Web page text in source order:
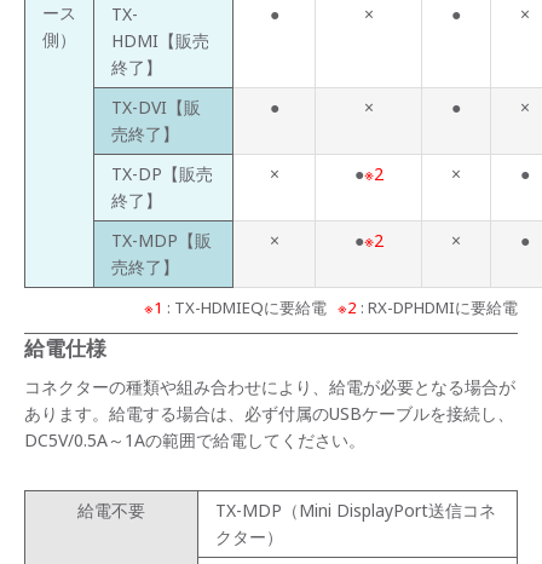
ース
側）
TX-
HDMI【販売
終了】
● × ● ×
TX-DVI【販
売終了】
● × ● ×
TX-DP【販売
終了】
× ●※2 × ●
TX-MDP【販
売終了】
× ●※2 × ●
※1 : TX-HDMIEQに要給電 ※2 : RX-DPHDMIに要給電
給電仕様
コネクターの種類や組み合わせにより、給電が必要となる場合が
あります。給電する場合は、必ず付属のUSBケーブルを接続し、
DC5V/0.5A～1Aの範囲で給電してください。
給電不要
TX-MDP（Mini DisplayPort送信コネ
クター）